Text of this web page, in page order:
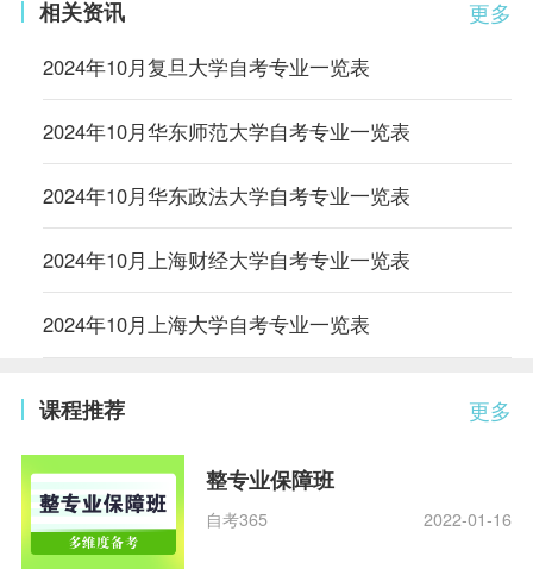
更多
相关资讯
2024年10月复旦大学自考专业一览表
2024年10月华东师范大学自考专业一览表
2024年10月华东政法大学自考专业一览表
2024年10月上海财经大学自考专业一览表
2024年10月上海大学自考专业一览表
更多
课程推荐
整专业保障班
自考365 2022-01-16